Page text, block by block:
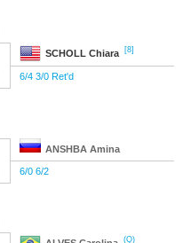
SCHOLL Chiara [8]
6/4 3/0 Ret'd
ANSHBA Amina
6/0 6/2
(Q)